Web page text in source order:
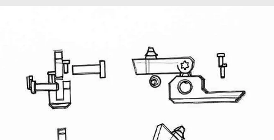
Aruba (AWG ƒ)
Ascension
Island (SHP £)
Australia (AUD
$)